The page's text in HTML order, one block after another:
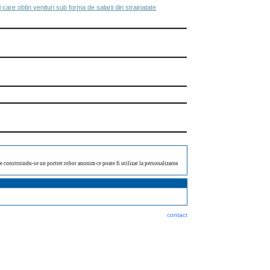
obtin venituri sub forma de salarii din strainatate
se un portret robot anonim ce poate fi utilizat la personalizarea
contact